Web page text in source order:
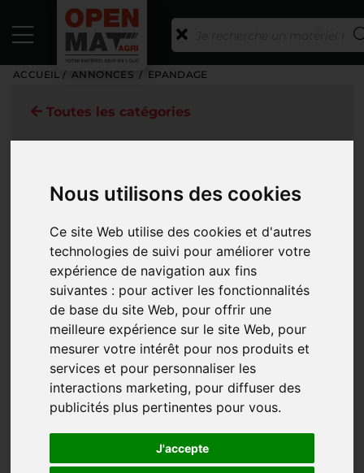
Nous utilisons des cookies
Ce site Web utilise des cookies et d'autres
technologies de suivi pour améliorer votre
expérience de navigation aux fins
suivantes : pour activer les fonctionnalités
de base du site Web, pour offrir une
meilleure expérience sur le site Web, pour
mesurer votre intérêt pour nos produits et
services et pour personnaliser les
interactions marketing, pour diffuser des
publicités plus pertinentes pour vous.
J'accepte
ACCUEIL /ANNONCES/ EPANDAGE
Toutes les catégories
ANNÉE DE MISE EN SERVICE
PRIX
TYPE D'ANNONCE
PHOTOS
EPANDAGE